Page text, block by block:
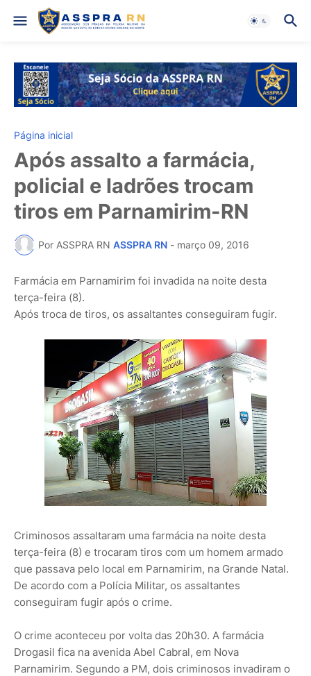
Página inicial
Após assalto a farmácia,
policial e ladrões trocam
tiros em Parnamirim-RN
Por ASSPRA RN ASSPRA RN - março 09, 2016
Farmácia em Parnamirim foi invadida na noite desta
terça-feira (8).
Após troca de tiros, os assaltantes conseguiram fugir.
Criminosos assaltaram uma farmácia na noite desta
terça-feira (8) e trocaram tiros com um homem armado
que passava pelo local em Parnamirim, na Grande Natal.
De acordo com a Polícia Militar, os assaltantes
conseguiram fugir após o crime.
O crime aconteceu por volta das 20h30. A farmácia
Drogasil fica na avenida Abel Cabral, em Nova
Parnamirim. Segundo a PM, dois criminosos invadiram o